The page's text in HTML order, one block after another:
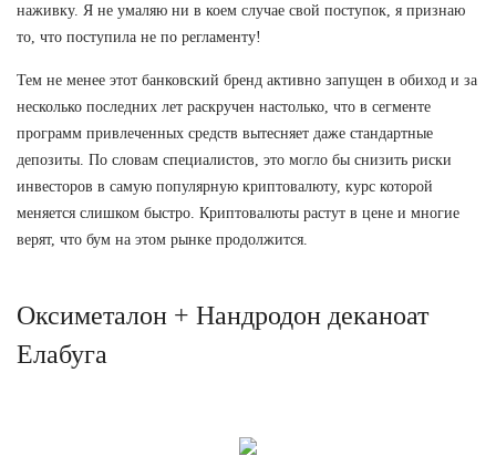
наживку. Я не умаляю ни в коем случае свой поступок, я признаю
то, что поступила не по регламенту!
Тем не менее этот банковский бренд активно запущен в обиход и за
несколько последних лет раскручен настолько, что в сегменте
программ привлеченных средств вытесняет даже стандартные
депозиты. По словам специалистов, это могло бы снизить риски
инвесторов в самую популярную криптовалюту, курс которой
меняется слишком быстро. Криптовалюты растут в цене и многие
верят, что бум на этом рынке продолжится.
Оксиметалон + Нандродон деканоат
Елабуга